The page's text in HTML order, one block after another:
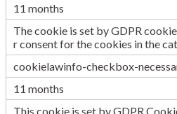
11 months
The cookie is set by GDPR
r consent for the cookies in the
cookielawinfo-checkbox-
11 months
This cookie is set by GDPR